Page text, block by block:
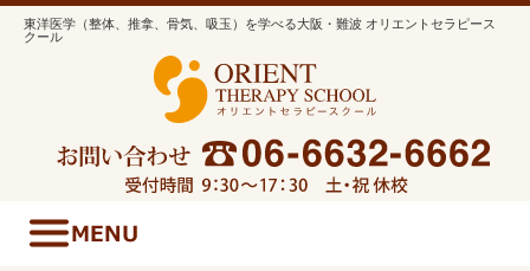
東洋医学（整体、推拿、骨気、吸玉）を学べる大阪・難波 オリエントセラピース
クール